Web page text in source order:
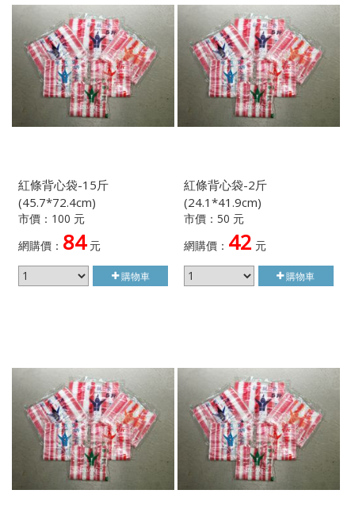
紅條背心袋-15斤
(45.7*72.4cm)
市價：100 元
網購價： 84元
購物車
紅條背心袋-2斤
(24.1*41.9cm)
市價：50 元
網購價： 42 元
購物車